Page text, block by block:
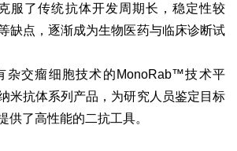
服了传统抗体开发周期长，稳定性较
缺点，逐渐成为生物医药与临床诊断试
杂交瘤细胞技术的MonoRab™技术平
米抗体系列产品，为研究人员鉴定目标
供了高性能的二抗工具。